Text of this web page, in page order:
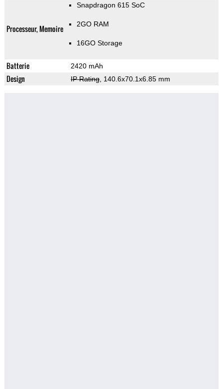
Processeur, Memoire
Snapdragon 615 SoC
2GO RAM
16GO Storage
Batterie 2420 mAh
Design IP Rating, 140.6x70.1x6.85 mm